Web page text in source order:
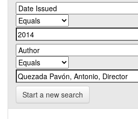
Start a new search